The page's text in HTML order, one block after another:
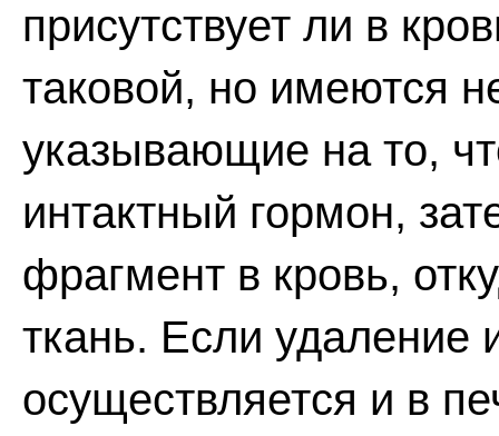
присутствует ли в
таковой, но имеются
указывающие на то,
интактный гормон,
фрагмент в кровь,
ткань. Если удаление
осуществляется и в